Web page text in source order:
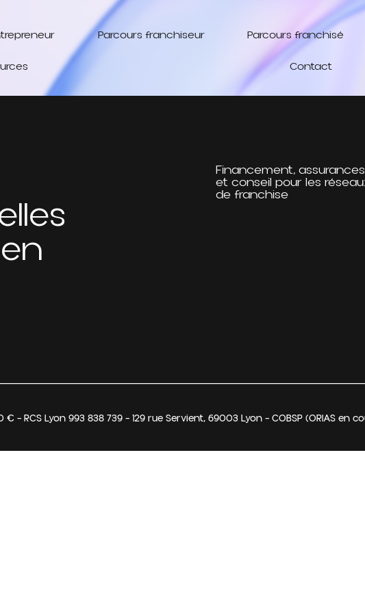
Parcours franchiseur Parcours franchisé
Contact
Financement, assurances
et conseil pour les
de franchise
€ – RCS Lyon 993 838 739 – 129 rue Servient, 69003 Lyon – COBSP (ORIAS en